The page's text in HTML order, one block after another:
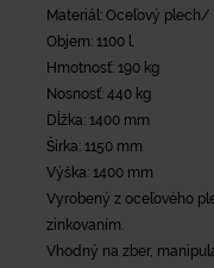
Materiál: Oceľový plech/
Objem: 1100 l.
Hmotnosť: 190 kg
Nosnosť: 440 kg
Dĺžka: 1400 mm
Šírka: 1150 mm
Výška: 1400 mm
Vyrobený z oceľového
zinkovaním.
Vhodný na zber,